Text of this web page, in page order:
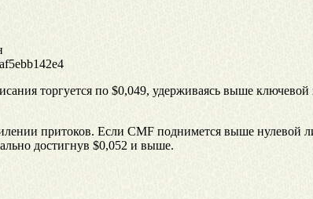
торгуется по $0,049, удерживаясь выше
притоков. Если CMF поднимется выше
достигнув $0,052 и выше.